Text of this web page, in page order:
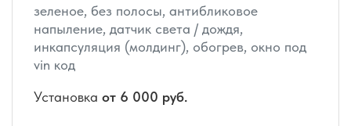
зеленое, без полосы, антибликовое
напыление, датчик света / дождя,
инкапсуляция (молдинг), обогрев, окно под
vin код
Установка от 6 000 руб.